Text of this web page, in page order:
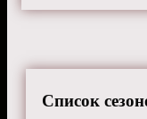
Список